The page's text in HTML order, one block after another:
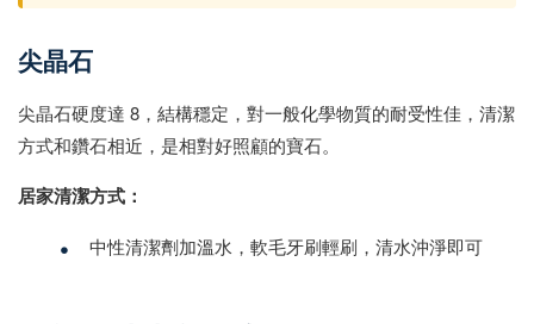
尖晶石
尖晶石硬度達 8，結構穩定，對一般化學物質的耐受性佳，清潔
方式和鑽石相近，是相對好照顧的寶石。
居家清潔方式：
• 中性清潔劑加溫水，軟毛牙刷輕刷，清水沖淨即可